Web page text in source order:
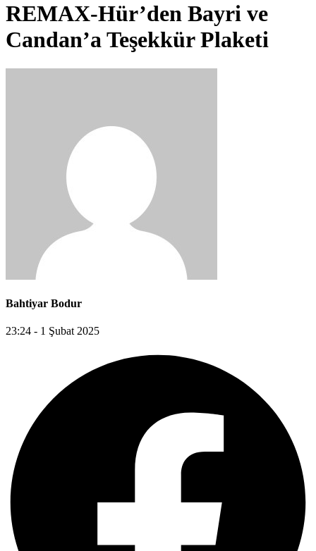
REMAX-Hür’den Bayri ve
Candan’a Teşekkür Plaketi
Bahtiyar Bodur
23:24 - 1 Şubat 2025